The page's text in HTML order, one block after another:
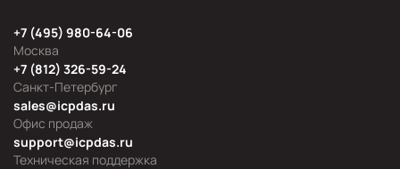
Москва
+7 (495) 980-64-06
Офис продаж
sales@icpdas.ru
Санкт-Петербург
+7 (812) 326-59-24
Техническая поддержка
support@icpdas.ru